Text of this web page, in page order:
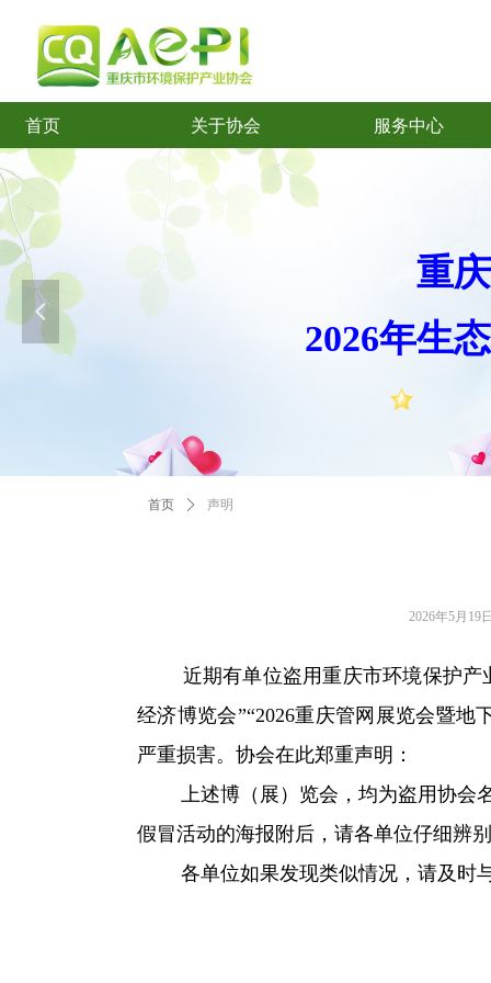
首页
首页
关于协会
关于协会
服务中心
重
2026年生
넳
首页 ꄲ 声明
近期有单位盗用重庆市环境保护产业
经济博览会”“2026重庆管网展览会暨
严重损害。协会在此郑重声明：
上述博（展）览会，均为盗用协会名
假冒活动的海报附后，请各单位仔细辨
各单位如果发现类似情况，请及时与
2026年5月19